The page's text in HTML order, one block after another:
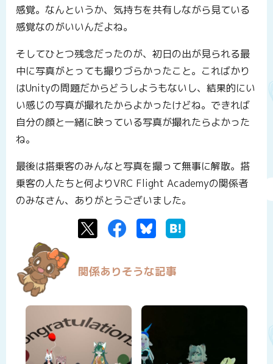
感覚。なんというか、気持ちを共有しながら見ている
感覚なのがいいんだよね。
そしてひとつ残念だったのが、初日の出が見られる最
中に写真がとっても撮りづらかったこと。こればかり
はUnityの問題だからどうしようもないし、結果的にい
い感じの写真が撮れたからよかったけどね。できれば
自分の顔と一緒に映っている写真が撮れたらよかった
ね。
最後は搭乗客のみんなと写真を撮って無事に解散。搭
乗客の人たちと何よりVRC Flight Academyの関係者
のみなさん、ありがとうございました。
TwitterFacebookBluesky
関係ありそうな記事